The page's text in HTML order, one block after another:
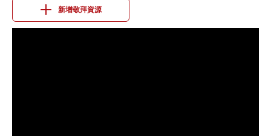
新增敬拜資源